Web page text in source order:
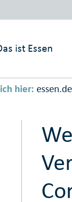
ist Essen
hier: essen.de